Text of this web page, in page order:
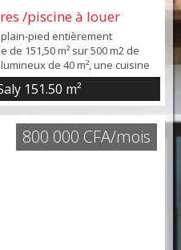
/piscine à louer
pied entièrement
151,50 m² sur 500 m2 de
de 40 m², une cuisine
trois chambres et trois salles
26 m² et une piscine de 15
La villa est en très bon état,
151.50 m²
800 000 CFA/mois